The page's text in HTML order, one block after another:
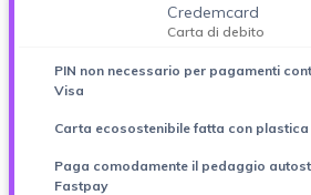
Credemcard
Carta di debito
PIN non necessario per pagamenti
Visa
Carta ecosostenibile fatta con plastica
Paga comodamente il pedaggio
Fastpay